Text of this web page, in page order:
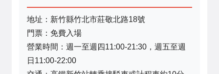
地址：新竹縣竹北市莊敬北路18號
門票：免費入場
營業時間：週一至週四11:00-21:30，週五至週
日11:00-22:00